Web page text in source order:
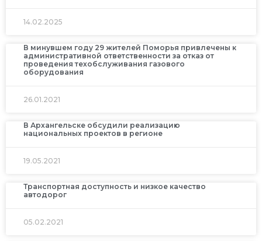
14.02.2025
В минувшем году 29 жителей Поморья привлечены к
административной ответственности за отказ от
проведения техобслуживания газового
оборудования
26.01.2021
В Архангельске обсудили реализацию
национальных проектов в регионе
19.05.2021
Транспортная доступность и низкое качество
автодорог
05.02.2021